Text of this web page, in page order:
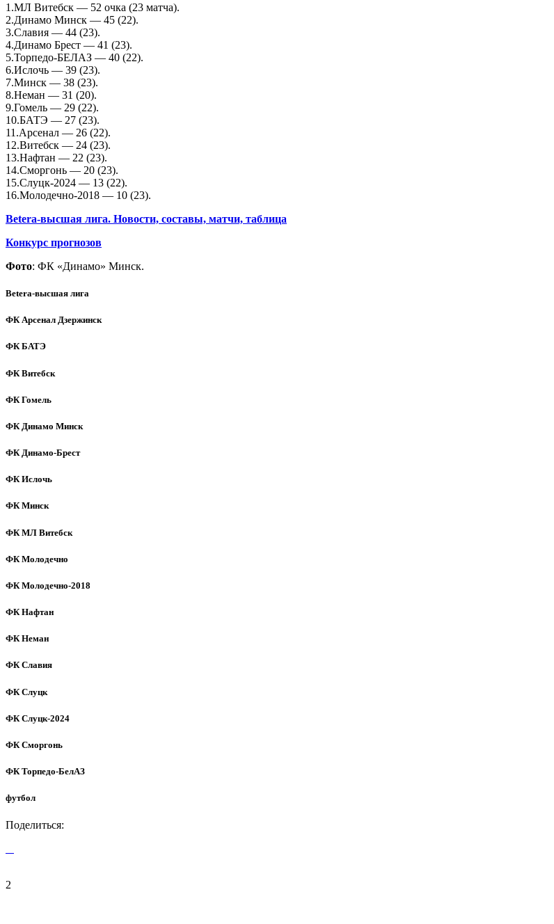
1.МЛ Витебск — 52 очка (23 матча).
2.Динамо Минск — 45 (22).
3.Славия — 44 (23).
4.Динамо Брест — 41 (23).
5.Торпедо-БЕЛАЗ — 40 (22).
6.Ислочь — 39 (23).
7.Минск — 38 (23).
8.Неман — 31 (20).
9.Гомель — 29 (22).
10.БАТЭ — 27 (23).
11.Арсенал — 26 (22).
12.Витебск — 24 (23).
13.Нафтан — 22 (23).
14.Сморгонь — 20 (23).
15.Слуцк-2024 — 13 (22).
16.Молодечно-2018 — 10 (23).
Betera-высшая лига. Новости, составы, матчи, таблица
Конкурс прогнозов
Фото: ФК «Динамо» Минск.
Betera-высшая лига
ФК Арсенал Дзержинск
ФК БАТЭ
ФК Витебск
ФК Гомель
ФК Динамо Минск
ФК Динамо-Брест
ФК Ислочь
ФК Минск
ФК МЛ Витебск
ФК Молодечно
ФК Молодечно-2018
ФК Нафтан
ФК Неман
ФК Славия
ФК Слуцк
ФК Слуцк-2024
ФК Сморгонь
ФК Торпедо-БелАЗ
футбол
Поделиться:
2